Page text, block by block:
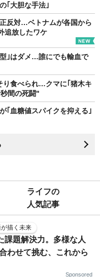
｢大胆な手法｣
反対…ベトナムが各国から
追放したワケ
｣はダメ…誰にでも輸血で
り食べられ…クマに｢猪木キ
間の死闘"
｢血糖値スパイクを抑える｣
ライフの
人気記事
描く未来
課題解決力。多様な人
わせて挑む、これから
Sponsored